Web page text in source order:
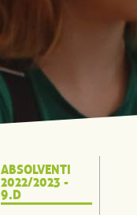
ABSOLVENTI
2022/2023 -
9.D